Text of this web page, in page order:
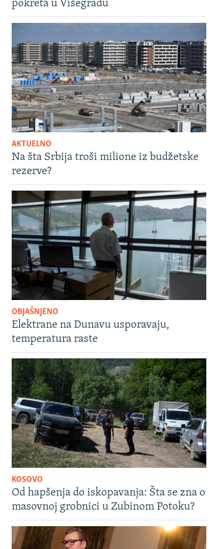
pokreta u Višegradu
AKTUELNO
Na šta Srbija troši milione iz budžetske
rezerve?
OBJAŠNJENO
Elektrane na Dunavu usporavaju,
temperatura raste
KOSOVO
Od hapšenja do iskopavanja: Šta se zna o
masovnoj grobnici u Zubinom Potoku?